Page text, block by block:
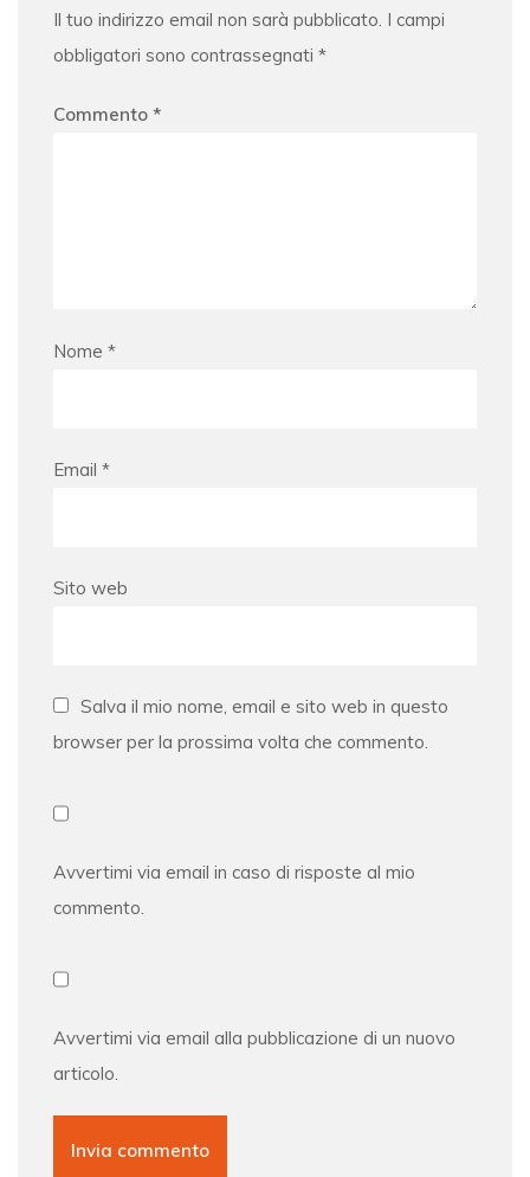
Il tuo indirizzo email non sarà pubblicato. I campi
obbligatori sono contrassegnati *
Commento *
Nome *
Email *
Sito web
Salva il mio nome, email e sito web in questo
browser per la prossima volta che commento.
Avvertimi via email in caso di risposte al mio
commento.
Avvertimi via email alla pubblicazione di un nuovo
articolo.